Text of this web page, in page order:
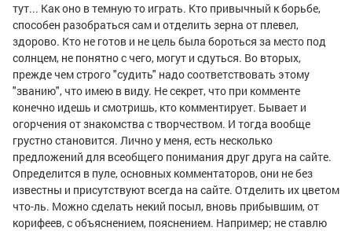
тут... Как оно в темную то играть. Кто привычный к борьбе,
способен разобраться сам и отделить зерна от плевел,
здорово. Кто не готов и не цель была бороться за место под
солнцем, не понятно с чего, могут и сдуться. Во вторых,
прежде чем строго "судить" надо соответствовать этому
"званию", что имею в виду. Не секрет, что при комменте
конечно идешь и смотришь, кто комментирует. Бывает и
огорчения от знакомства с творчеством. И тогда вообще
грустно становится. Лично у меня, есть несколько
предложений для всеобщего понимания друг друга на сайте.
Определится в пуле, основных комментаторов, они не без
известны и присутствуют всегда на сайте. Отделить их цветом
что-ль. Можно сделать некий посыл, вновь прибывшим, от
корифеев, с объяснением, пояснением. Например; не ставлю